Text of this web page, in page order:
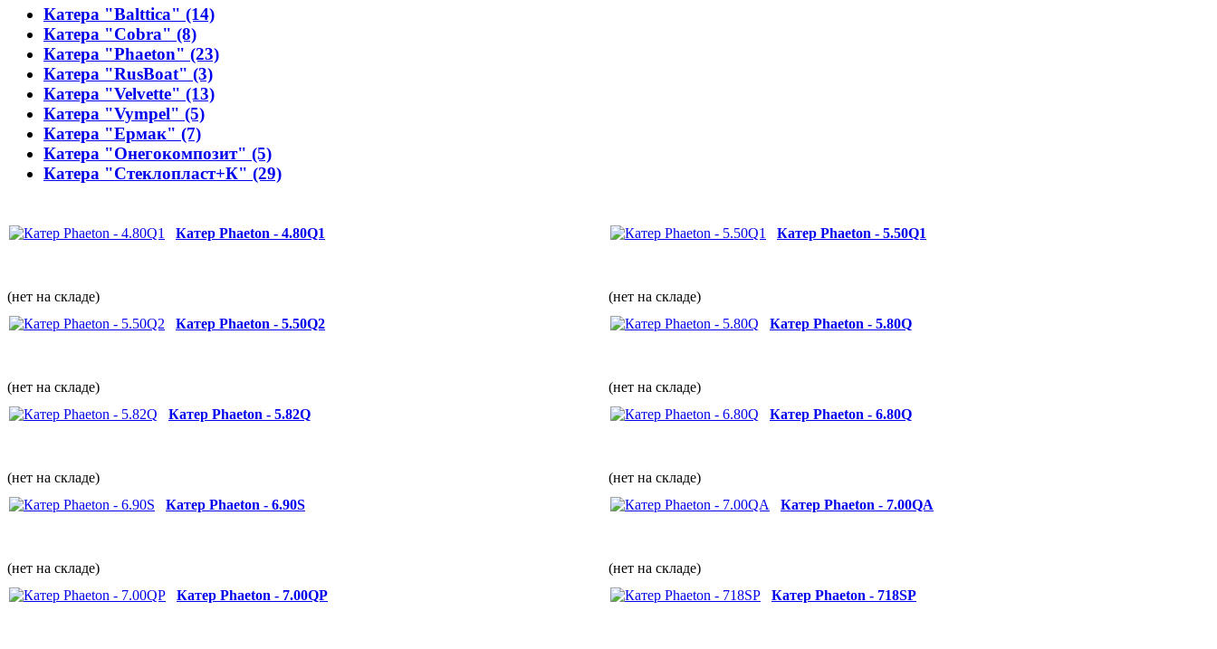
Катера "Balttica" (14)
Катера "Cobra" (8)
Катера "Phaeton" (23)
Катера "RusBoat" (3)
Катера "Velvette" (13)
Катера "Vympel" (5)
Катера "Ермак" (7)
Катера "Онегокомпозит" (5)
Катера "Стеклопласт+К" (29)
Катер Phaeton - 4.80Q1
(нет на складе)
Катер Phaeton - 5.50Q1
(нет на складе)
Катер Phaeton - 5.50Q2
(нет на складе)
Катер Phaeton - 5.80Q
(нет на складе)
Катер Phaeton - 5.82Q
(нет на складе)
Катер Phaeton - 6.80Q
(нет на складе)
Катер Phaeton - 6.90S
(нет на складе)
Катер Phaeton - 7.00QА
(нет на складе)
Катер Phaeton - 7.00QP
Катер Phaeton - 718SP